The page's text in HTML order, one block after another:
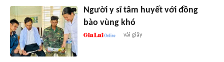
Người y sĩ tâm huyết với đồng
bào vùng khó
vài giây